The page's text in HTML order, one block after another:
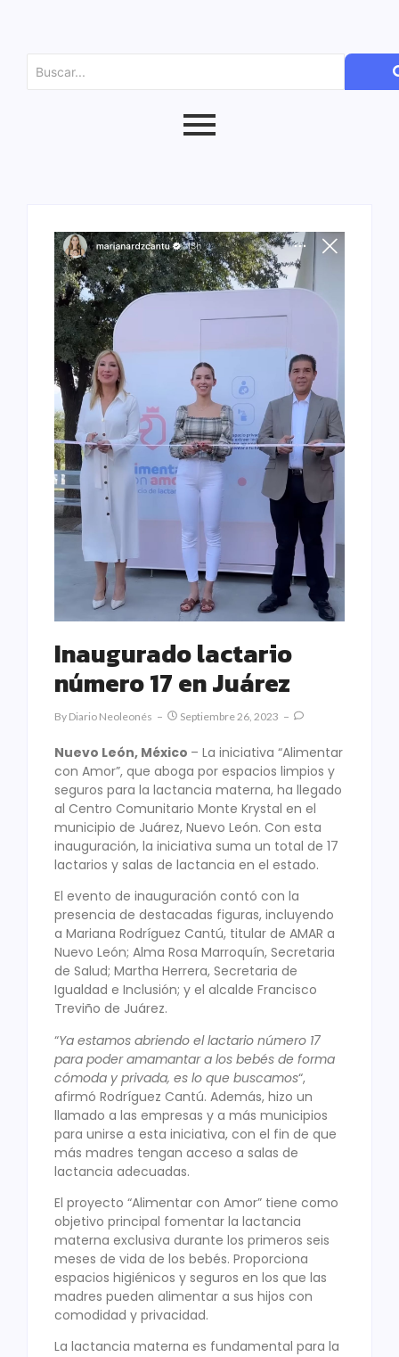
Inaugurado lactario
número 17 en Juárez
By Diario Neoleonés Septiembre 26, 2023
Nuevo León, México – La iniciativa “Alimentar
con Amor”, que aboga por espacios limpios y
seguros para la lactancia materna, ha llegado
al Centro Comunitario Monte Krystal en el
municipio de Juárez, Nuevo León. Con esta
inauguración, la iniciativa suma un total de 17
lactarios y salas de lactancia en el estado.
El evento de inauguración contó con la
presencia de destacadas figuras, incluyendo
a Mariana Rodríguez Cantú, titular de AMAR a
Nuevo León; Alma Rosa Marroquín, Secretaria
de Salud; Martha Herrera, Secretaria de
Igualdad e Inclusión; y el alcalde Francisco
Treviño de Juárez.
“Ya estamos abriendo el lactario número 17
para poder amamantar a los bebés de forma
cómoda y privada, es lo que buscamos“,
afirmó Rodríguez Cantú. Además, hizo un
llamado a las empresas y a más municipios
para unirse a esta iniciativa, con el fin de que
más madres tengan acceso a salas de
lactancia adecuadas.
El proyecto “Alimentar con Amor” tiene como
objetivo principal fomentar la lactancia
materna exclusiva durante los primeros seis
meses de vida de los bebés. Proporciona
espacios higiénicos y seguros en los que las
madres pueden alimentar a sus hijos con
comodidad y privacidad.
La lactancia materna es fundamental para la